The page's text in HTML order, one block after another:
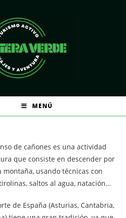
MENÚ
de cañones es una actividad
que consiste en descender por
usando técnicas con
saltos al agua, natación…
de España (Asturias, Cantabria,